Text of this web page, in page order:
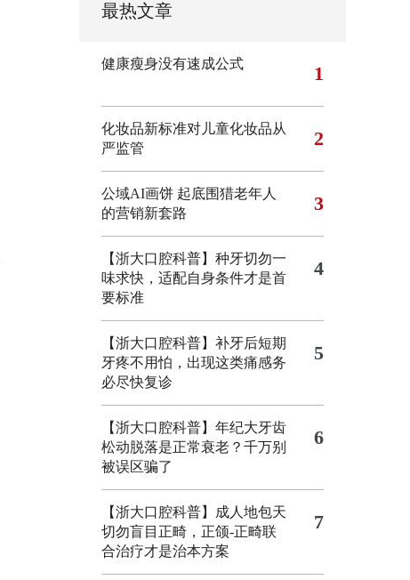
最热文章
健康瘦身没有速成公式 1
化妆品新标准对儿童化妆品从
严监管
2
公域AI画饼 起底围猎老年人
的营销新套路
3
【浙大口腔科普】种牙切勿一
味求快，适配自身条件才是首
要标准
4
【浙大口腔科普】补牙后短期
牙疼不用怕，出现这类痛感务
必尽快复诊
5
【浙大口腔科普】年纪大牙齿
松动脱落是正常衰老？千万别
被误区骗了
6
【浙大口腔科普】成人地包天
切勿盲目正畸，正颌‑正畸联
合治疗才是治本方案
7